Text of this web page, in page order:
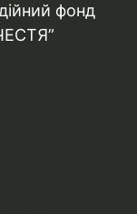
фонд